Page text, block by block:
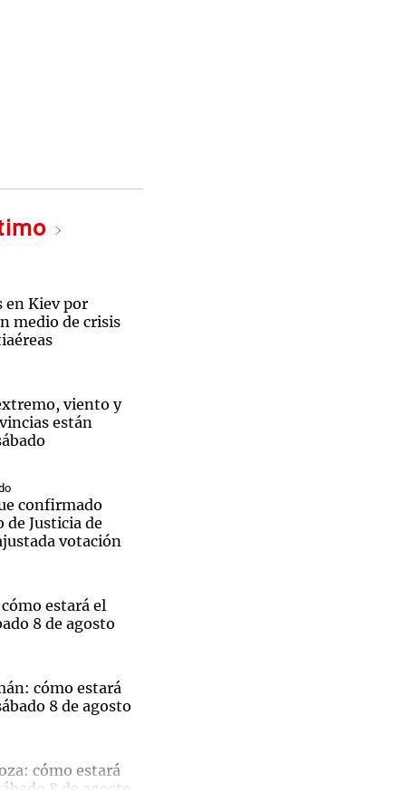
en Kiev por
medio de crisis
viento y
están
confirmado
de Justicia de
votación
estará el
8 de agosto
cómo estará
8 de agosto
cómo estará
8 de agosto